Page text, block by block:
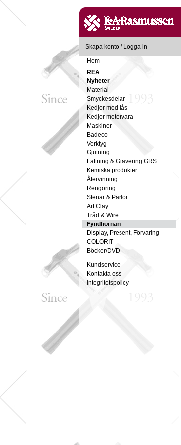
Skapa konto / Logga in
Hem
REA
Nyheter
Material
Smyckesdelar
Kedjor med lås
Kedjor metervara
Maskiner
Badeco
Verktyg
Gjutning
Fattning & Gravering GRS
Kemiska produkter
Återvinning
Rengöring
Stenar & Pärlor
Art Clay
Tråd & Wire
Fyndhörnan
Display, Present, Förvaring
COLORIT
Böcker/DVD
Kundservice
Kontakta oss
Integritetspolicy